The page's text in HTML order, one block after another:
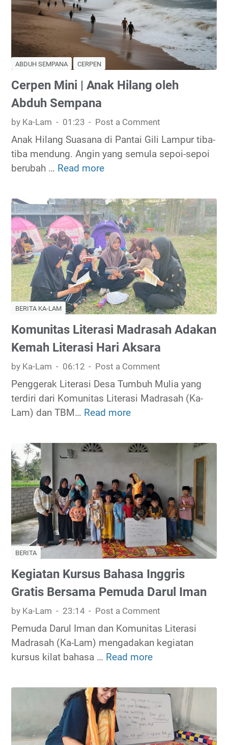
ABDUH SEMPANA CERPEN
Cerpen Mini | Anak Hilang oleh
Abduh Sempana
by Ka-Lam 01:23 Post a Comment
Anak Hilang Suasana di Pantai Gili Lampur tiba-
tiba mendung. Angin yang semula sepoi-sepoi
berubah … Read more
r
p
e
n
M
i
n
i
|
A
a
k
H
l
n
l
e
h
A
b
d
u
S
e
m
p
a
BERITA KA-LAM
Komunitas Literasi Madrasah Adakan
Kemah Literasi Hari Aksara
by Ka-Lam 06:12 Post a Comment
Penggerak Literasi Desa Tumbuh Mulia yang
terdiri dari Komunitas Literasi Madrasah (Ka-
Lam) dan TBM… Read more
m
u
n
i
t
a
s
L
i
t
e
r
a
s
i
M
d
r
a
a
BERITA
Kegiatan Kursus Bahasa Inggris
Gratis Bersama Pemuda Darul Iman
by Ka-Lam 23:14 Post a Comment
Pemuda Darul Iman dan Komunitas Literasi
Madrasah (Ka-Lam) mengadakan kegiatan
kursus kilat bahasa … Read more
g
a